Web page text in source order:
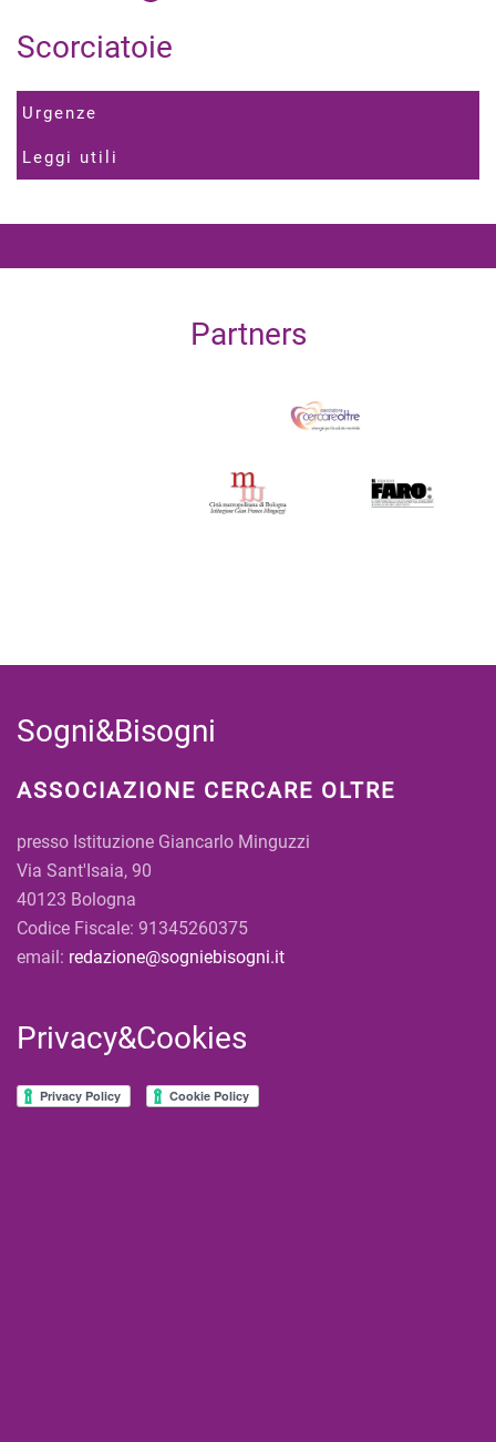
Scorciatoie
Urgenze
Leggi utili
Partners
Sogni&Bisogni
ASSOCIAZIONE CERCARE OLTRE
presso Istituzione Giancarlo Minguzzi
Via Sant'Isaia, 90
40123 Bologna
Codice Fiscale: 91345260375
email: redazione@sogniebisogni.it
Privacy&Cookies